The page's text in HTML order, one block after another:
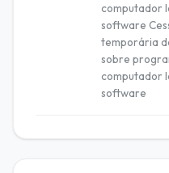
computador
software
temporária
sobre
computador
software